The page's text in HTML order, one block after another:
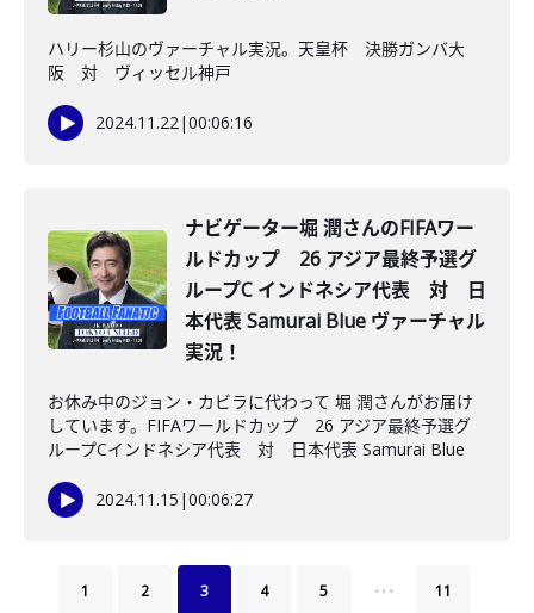
ハリー杉山のヴァーチャル実況。天皇杯 決勝ガンバ大
阪 対 ヴィッセル神戸
2024.11.22|00:06:16
ナビゲーター堀 潤さんのFIFAワー
ルドカップ 26 アジア最終予選グ
ループC インドネシア代表 対 日
本代表 Samurai Blue ヴァーチャル
実況！
お休み中のジョン・カビラに代わって 堀 潤さんがお届け
しています。FIFAワールドカップ 26 アジア最終予選グ
ループCインドネシア代表 対 日本代表 Samurai Blue
2024.11.15 |00:06:27
1 2 3 4 5 … 11